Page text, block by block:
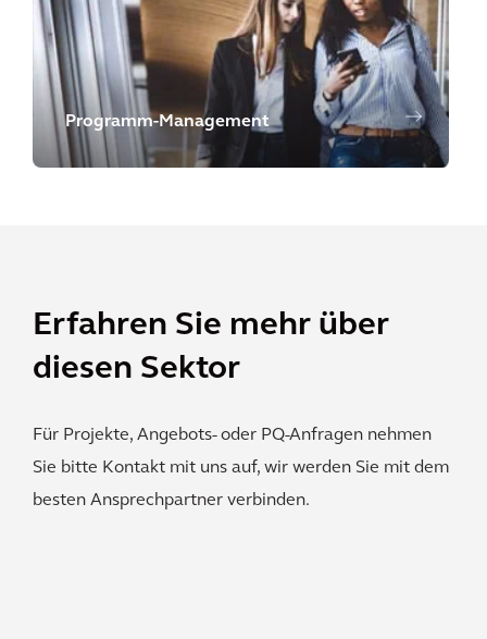
Programm-Management
Erfahren Sie mehr über
diesen Sektor
Für Projekte, Angebots- oder PQ-Anfragen nehmen
Sie bitte Kontakt mit uns auf, wir werden Sie mit dem
besten Ansprechpartner verbinden.